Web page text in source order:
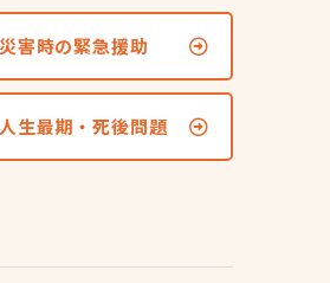
災害時の緊急援助
人生最期・死後問題